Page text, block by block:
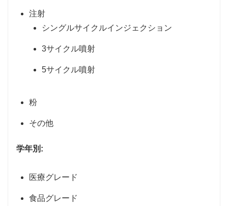
注射
シングルサイクルインジェクション
3サイクル噴射
5サイクル噴射
粉
その他
学年別:
医療グレード
食品グレード